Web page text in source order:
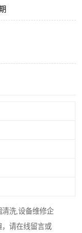
洗,设备维修企
请在线留言或